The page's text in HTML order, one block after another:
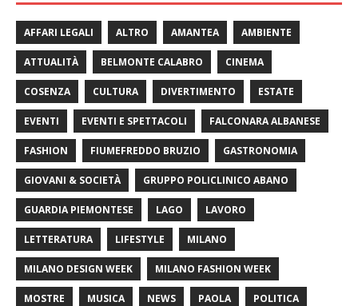
AFFARI LEGALI ALTRO AMANTEA AMBIENTE
ATTUALITÀ BELMONTE CALABRO CINEMA
COSENZA CULTURA DIVERTIMENTO ESTATE
EVENTI EVENTI E SPETTACOLI FALCONARA ALBANESE
FASHION FIUMEFREDDO BRUZIO GASTRONOMIA
GIOVANI & SOCIETÀ GRUPPO POLICLINICO ABANO
GUARDIA PIEMONTESE LAGO LAVORO
LETTERATURA LIFESTYLE MILANO
MILANO DESIGN WEEK MILANO FASHION WEEK
MOSTRE MUSICA NEWS PAOLA POLITICA